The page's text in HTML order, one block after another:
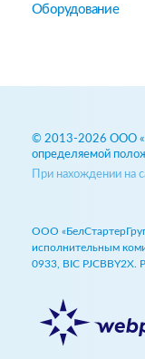
Оборудование
© 2013-2026 ООО
определяемой
При нахождении на
ООО
исполнительным
0933, BIC PJCBBY2X.